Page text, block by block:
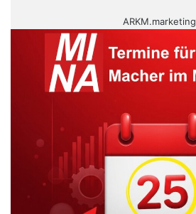
ARKM.marketing